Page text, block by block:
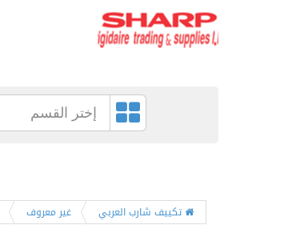
إختر القسم
تكييف شارب العربي غير معروف